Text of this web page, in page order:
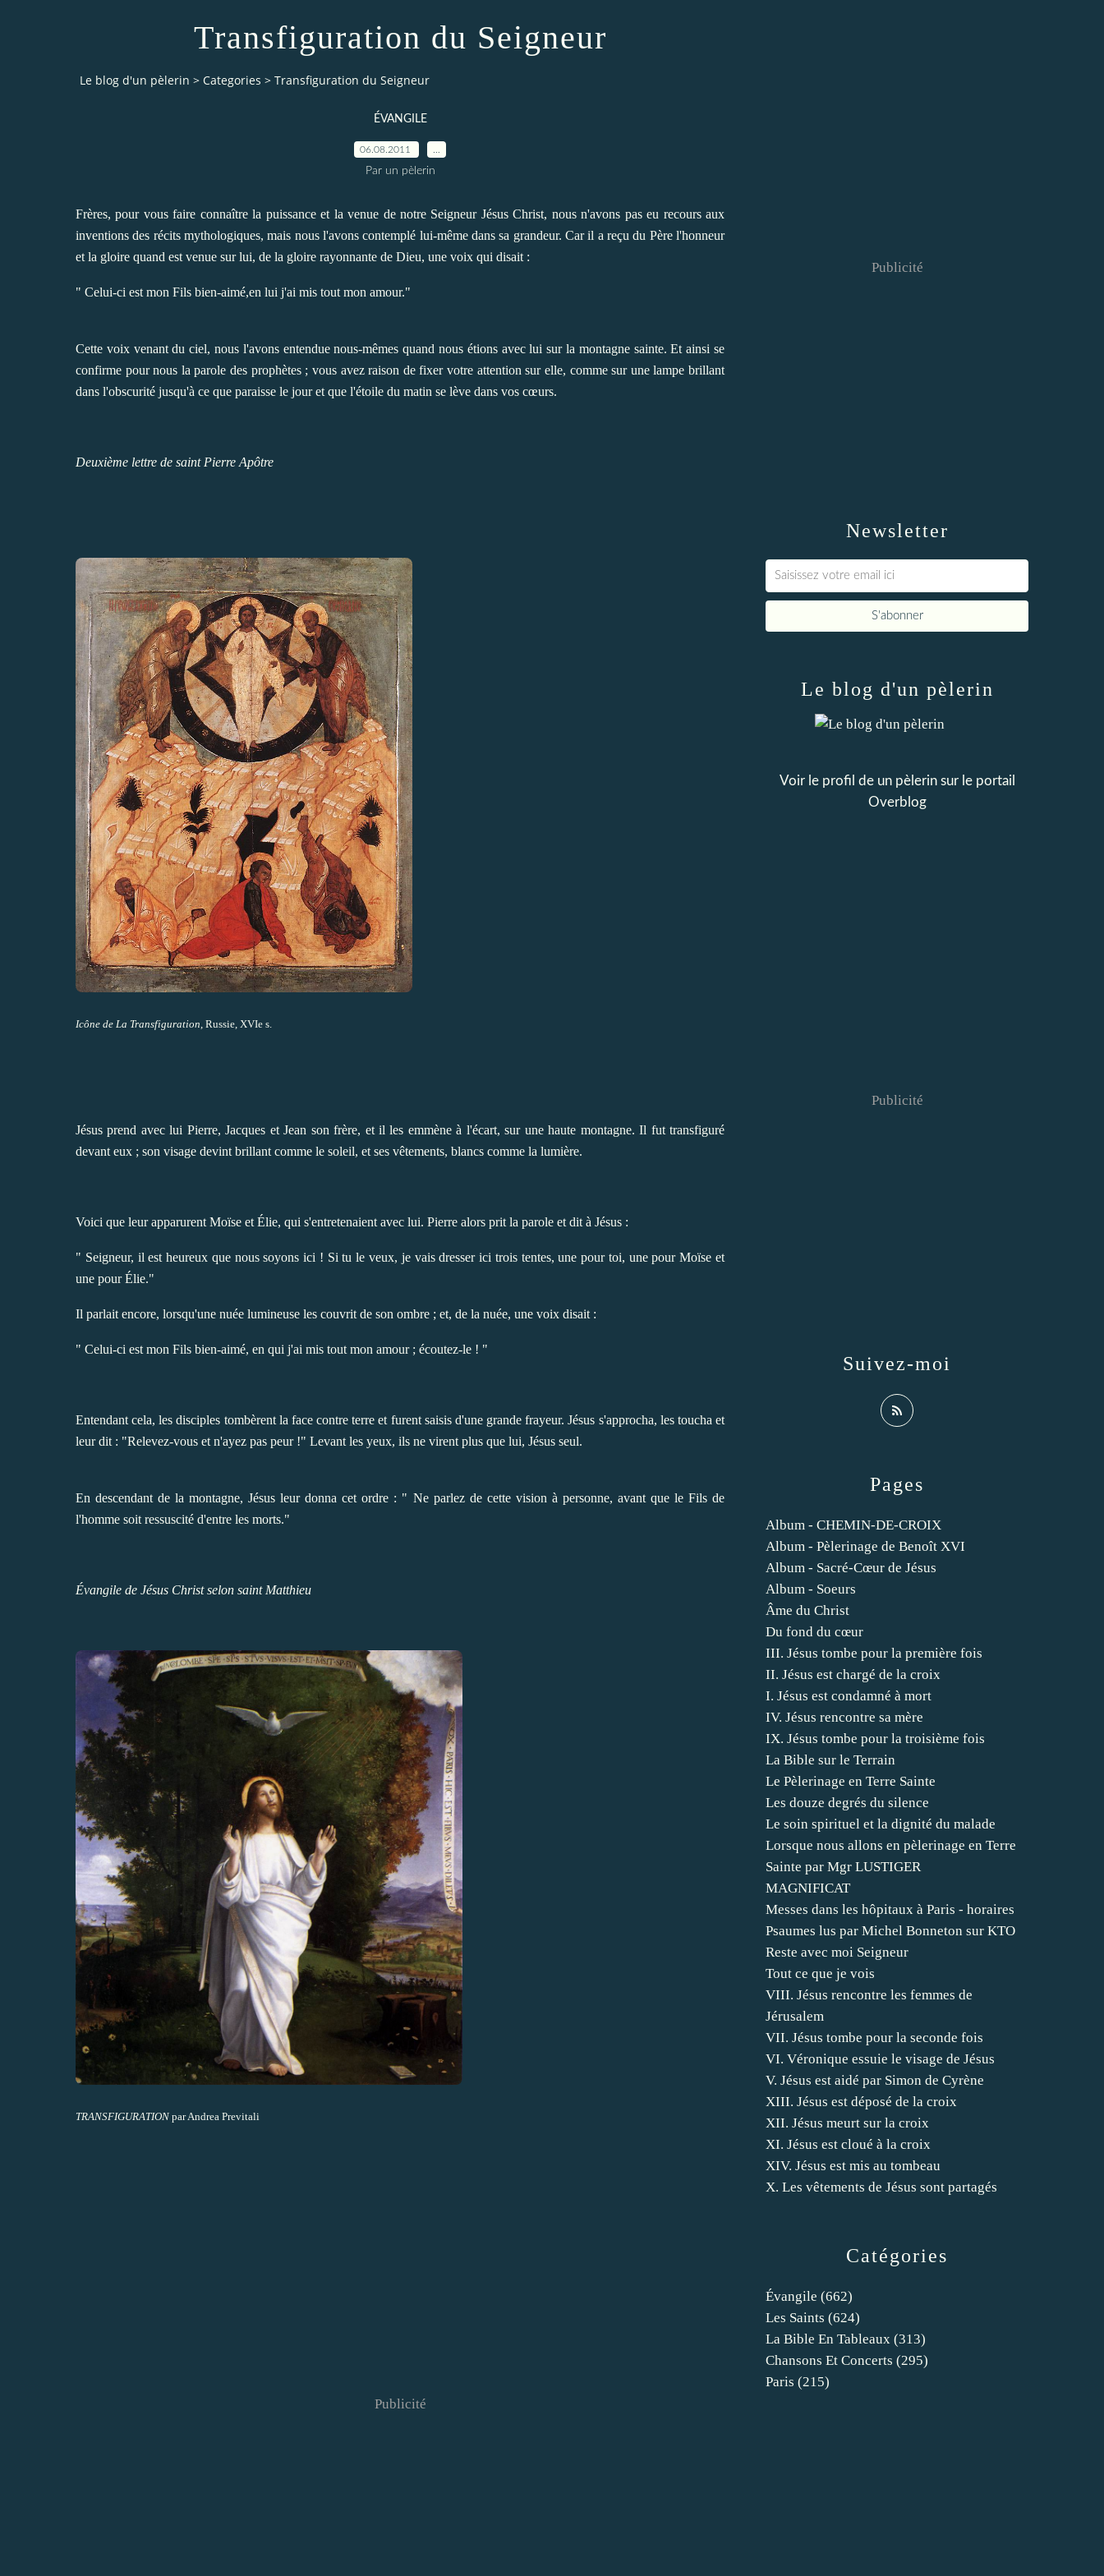
Transfiguration du Seigneur
Le blog d'un pèlerin > Categories > Transfiguration du Seigneur
ÉVANGILE
06.08.2011
Par un pèlerin
Frères, pour vous faire connaître la puissance et la venue de notre Seigneur Jésus Christ, nous n'avons pas eu recours aux
inventions des récits mythologiques, mais nous l'avons contemplé lui-même dans sa grandeur. Car il a reçu du Père l'honneur
et la gloire quand est venue sur lui, de la gloire rayonnante de Dieu, une voix qui disait :
" Celui-ci est mon Fils bien-aimé,en lui j'ai mis tout mon amour."
Cette voix venant du ciel, nous l'avons entendue nous-mêmes quand nous étions avec lui sur la montagne sainte. Et ainsi se
confirme pour nous la parole des prophètes ; vous avez raison de fixer votre attention sur elle, comme sur une lampe brillant
dans l'obscurité jusqu'à ce que paraisse le jour et que l'étoile du matin se lève dans vos cœurs.
Deuxième lettre de saint Pierre Apôtre
Icône de La Transfiguration , Russie, XVIe s.
Jésus prend avec lui Pierre, Jacques et Jean son frère, et il les emmène à l'écart, sur une haute montagne. Il fut transfiguré
devant eux ; son visage devint brillant comme le soleil, et ses vêtements, blancs comme la lumière.
Voici que leur apparurent Moïse et Élie, qui s'entretenaient avec lui. Pierre alors prit la parole et dit à Jésus :
" Seigneur, il est heureux que nous soyons ici ! Si tu le veux, je vais dresser ici trois tentes, une pour toi, une pour Moïse et
une pour Élie."
Il parlait encore, lorsqu'une nuée lumineuse les couvrit de son ombre ; et, de la nuée, une voix disait :
" Celui-ci est mon Fils bien-aimé, en qui j'ai mis tout mon amour ; écoutez-le ! "
Entendant cela, les disciples tombèrent la face contre terre et furent saisis d'une grande frayeur. Jésus s'approcha, les toucha et
leur dit : "Relevez-vous et n'ayez pas peur !" Levant les yeux, ils ne virent plus que lui, Jésus seul.
En descendant de la montagne, Jésus leur donna cet ordre : " Ne parlez de cette vision à personne, avant que le Fils de
l'homme soit ressuscité d'entre les morts."
Évangile de Jésus Christ selon saint Matthieu
TRANSFIGURATION par Andrea Previtali
Publicité
Newsletter
Publicité
Catégories
Évangile (662)
Les Saints (624)
La Bible En Tableaux (313)
Chansons Et Concerts (295)
Paris (215)
Pages
Album - CHEMIN-DE-CROIX
Album - Pèlerinage de Benoît XVI
Album - Sacré-Cœur de Jésus
Album - Soeurs
Âme du Christ
Du fond du cœur
III. Jésus tombe pour la première fois
II. Jésus est chargé de la croix
I. Jésus est condamné à mort
IV. Jésus rencontre sa mère
IX. Jésus tombe pour la troisième fois
La Bible sur le Terrain
Le Pèlerinage en Terre Sainte
Les douze degrés du silence
Le soin spirituel et la dignité du malade
Lorsque nous allons en pèlerinage en Terre
Sainte par Mgr LUSTIGER
MAGNIFICAT
Messes dans les hôpitaux à Paris - horaires
Psaumes lus par Michel Bonneton sur KTO
Reste avec moi Seigneur
Tout ce que je vois
VIII. Jésus rencontre les femmes de
Jérusalem
VII. Jésus tombe pour la seconde fois
VI. Véronique essuie le visage de Jésus
V. Jésus est aidé par Simon de Cyrène
XIII. Jésus est déposé de la croix
XII. Jésus meurt sur la croix
XI. Jésus est cloué à la croix
XIV. Jésus est mis au tombeau
X. Les vêtements de Jésus sont partagés
Le blog d'un pèlerin
Voir le profil de un pèlerinsur le portail
Overblog
Suivez-moi
Publicité